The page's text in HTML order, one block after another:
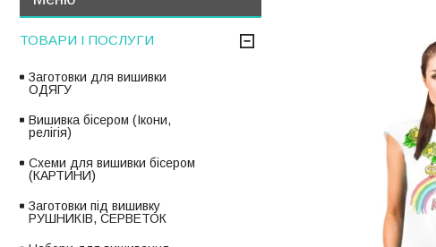
ТОВАРИ І ПОСЛУГИ
Заготовки для вишивки
ОДЯГУ
Вишивка бісером (Ікони,
релігія)
Схеми для вишивки бісером
(КАРТИНИ)
Заготовки під вишивку
РУШНИКІВ, СЕРВЕТОК